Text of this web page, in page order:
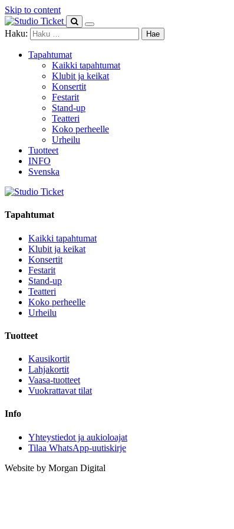
Skip to content
Haku:
Tapahtumat
Kaikki tapahtumat
Klubit ja keikat
Konsertit
Festarit
Stand-up
Teatteri
Koko perheelle
Urheilu
Tuotteet
INFO
Svenska
Tapahtumat
Kaikki tapahtumat
Klubit ja keikat
Konsertit
Festarit
Stand-up
Teatteri
Koko perheelle
Urheilu
Tuotteet
Kausikortit
Lahjakortit
Vaasa-tuotteet
Vuokrattavat tilat
Info
Yhteystiedot ja aukioloajat
Tilaa WhatsApp-uutiskirje
Website by Morgan Digital